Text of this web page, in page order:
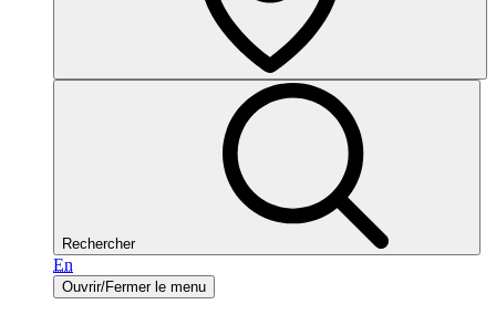
Rechercher
En
Ouvrir/Fermer le menu